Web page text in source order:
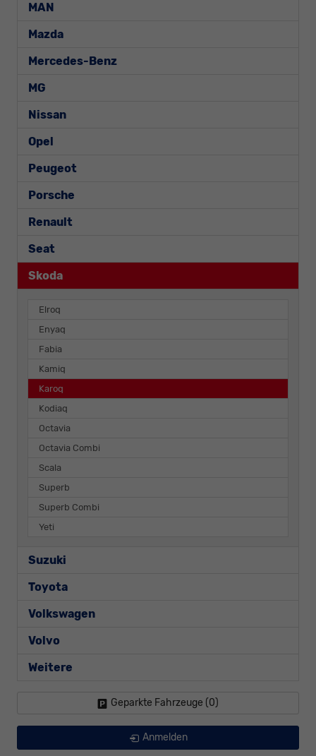
MAN
Mazda
Mercedes-Benz
MG
Nissan
Opel
Peugeot
Porsche
Renault
Seat
Skoda
Elroq
Enyaq
Fabia
Kamiq
Karoq
Kodiaq
Octavia
Octavia Combi
Scala
Superb
Superb Combi
Yeti
Suzuki
Toyota
Volkswagen
Volvo
Weitere
Geparkte Fahrzeuge (0)
Anmelden